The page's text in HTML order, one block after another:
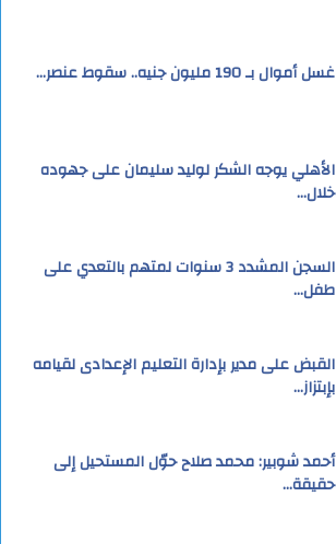
غسل أموال بـ 190 مليون جنيه.. سقوط عنصر…
الأهلي يوجه الشكر لوليد سليمان على جهوده
خلال…
السجن المشدد 3 سنوات لمتهم بالتعدي على
طفل…
القبض على مدير بإدارة التعليم الإعدادى لقيامه
بإبتزاز…
أحمد شوبير: محمد صلاح حوّل المستحيل إلى
حقيقة…